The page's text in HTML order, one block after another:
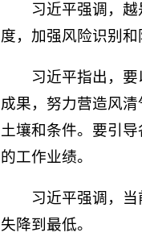
习近平强调，
度，加强风险识别和
习近平指出，
成果，努力营造风
土壤和条件。要引
的工作业绩。
习近平强调，
失降到最低。